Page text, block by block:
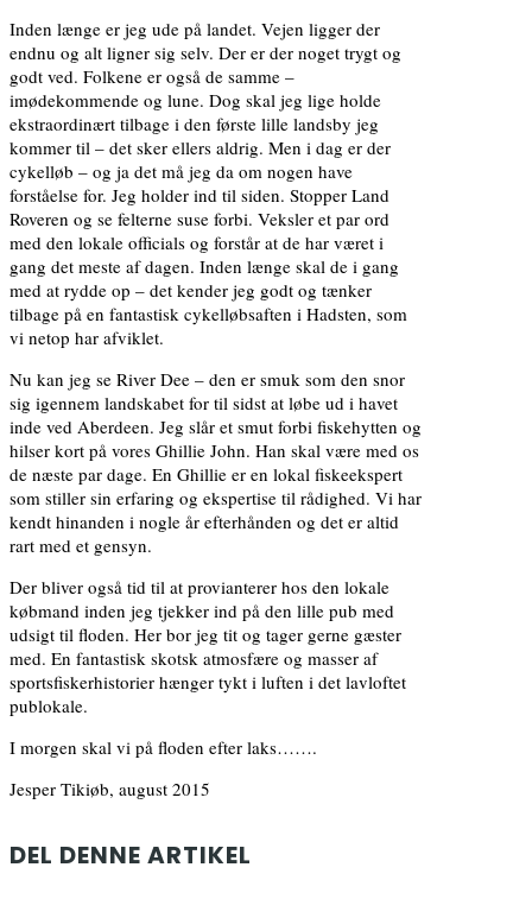
Inden længe er jeg ude på landet. Vejen ligger der
endnu og alt ligner sig selv. Der er der noget trygt og
godt ved. Folkene er også de samme –
imødekommende og lune. Dog skal jeg lige holde
ekstraordinært tilbage i den første lille landsby jeg
kommer til – det sker ellers aldrig. Men i dag er der
cykelløb – og ja det må jeg da om nogen have
forståelse for. Jeg holder ind til siden. Stopper Land
Roveren og se felterne suse forbi. Veksler et par ord
med den lokale officials og forstår at de har været i
gang det meste af dagen. Inden længe skal de i gang
med at rydde op – det kender jeg godt og tænker
tilbage på en fantastisk cykelløbsaften i Hadsten, som
vi netop har afviklet.
Nu kan jeg se River Dee – den er smuk som den snor
sig igennem landskabet for til sidst at løbe ud i havet
inde ved Aberdeen. Jeg slår et smut forbi fiskehytten og
hilser kort på vores Ghillie John. Han skal være med os
de næste par dage. En Ghillie er en lokal fiskeekspert
som stiller sin erfaring og ekspertise til rådighed. Vi har
kendt hinanden i nogle år efterhånden og det er altid
rart med et gensyn.
Der bliver også tid til at provianterer hos den lokale
købmand inden jeg tjekker ind på den lille pub med
udsigt til floden. Her bor jeg tit og tager gerne gæster
med. En fantastisk skotsk atmosfære og masser af
sportsfiskerhistorier hænger tykt i luften i det lavloftet
publokale.
I morgen skal vi på floden efter laks…….
Jesper Tikiøb, august 2015
DEL DENNE ARTIKEL